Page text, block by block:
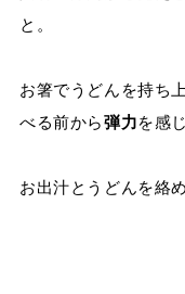
と。
お箸でうどんを持ち
べる前から弾力を感
お出汁とうどんを絡